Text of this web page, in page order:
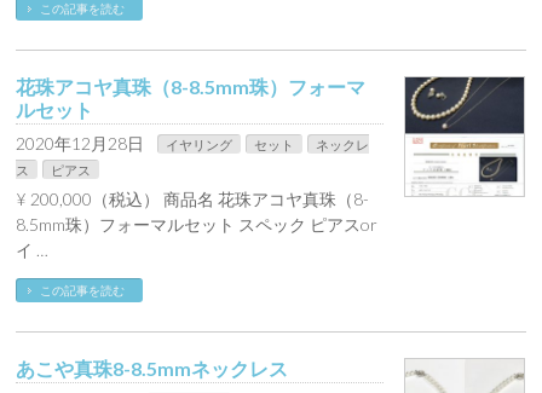
この記事を読む
花珠アコヤ真珠（8-8.5mm珠）フォーマ
ルセット
2020年12月28日 イヤリング セット
ネックレ
ス
ピアス
¥ 200,000（税込） 商品名 花珠アコヤ真珠（8-
8.5mm珠）フォーマルセット スペック ピアスor
イ …
この記事を読む
あこや真珠8-8.5mmネックレス